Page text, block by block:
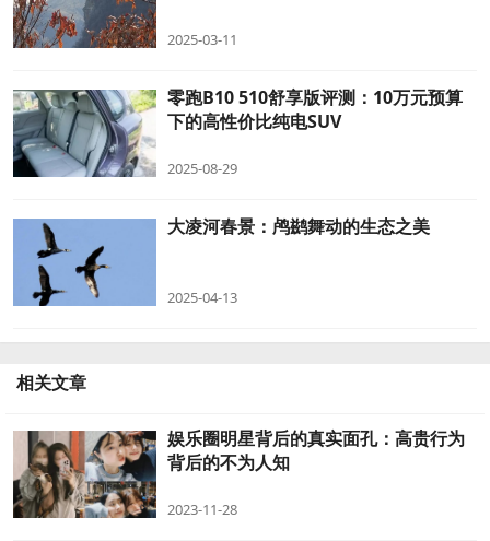
2025-03-11
零跑B10 510舒享版评测：10万元预算
下的高性价比纯电SUV
2025-08-29
大凌河春景：鸬鹚舞动的生态之美
2025-04-13
相关文章
娱乐圈明星背后的真实面孔：高贵行为
背后的不为人知
2023-11-28